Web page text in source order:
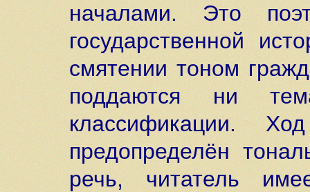
началами. Это
государственной
смятении тоном
поддаются ни
классификации.
предопределён
речь, читатель